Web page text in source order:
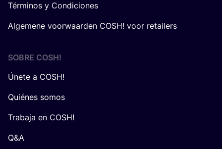
Términos y Condiciones
Algemene voorwaarden COSH! voor retailers
SOBRE COSH!
Únete a COSH!
Quiénes somos
Trabaja en COSH!
Q&A